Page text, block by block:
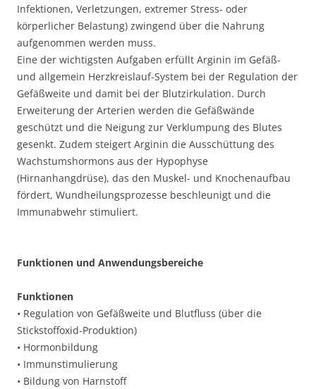
Infektionen, Verletzungen, extremer Stress- oder
körperlicher Belastung) zwingend über die Nahrung
aufgenommen werden muss.
Eine der wichtigsten Aufgaben erfüllt Arginin im Gefäß-
und allgemein Herzkreislauf-System bei der Regulation der
Gefäßweite und damit bei der Blutzirkulation. Durch
Erweiterung der Arterien werden die Gefäßwände
geschützt und die Neigung zur Verklumpung des Blutes
gesenkt. Zudem steigert Arginin die Ausschüttung des
Wachstumshormons aus der Hypophyse
(Hirnanhangdrüse), das den Muskel- und Knochenaufbau
fördert, Wundheilungsprozesse beschleunigt und die
Immunabwehr stimuliert.
Funktionen und Anwendungsbereiche
Funktionen
• Regulation von Gefäßweite und Blutfluss (über die
Stickstoffoxid-Produktion)
• Hormonbildung
• Immunstimulierung
• Bildung von Harnstoff